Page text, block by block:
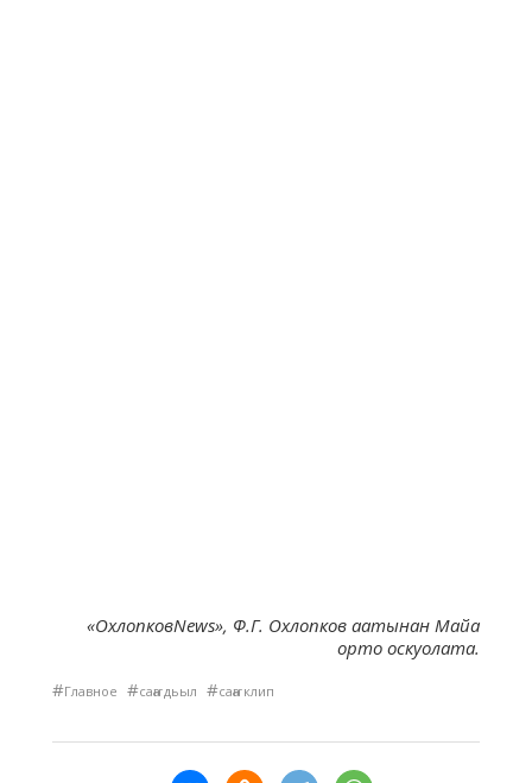
«ОхлопковNews», Ф.Г. Охлопков аатынан Майа
орто оскуолата.
#Главное #саҥа дьыл #саҥа клип